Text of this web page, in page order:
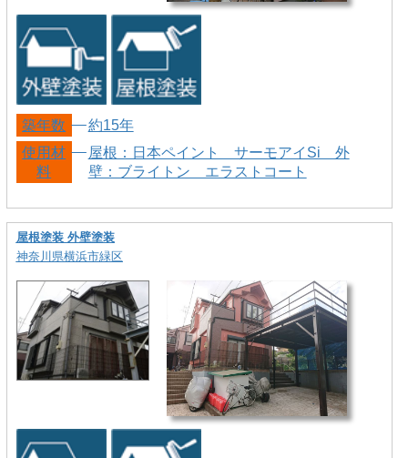
築年数
約15年
使用材
料
屋根：日本ペイント サーモアイSi 外
壁：ブライトン エラストコート
屋根塗装 外壁塗装
神奈川県横浜市緑区